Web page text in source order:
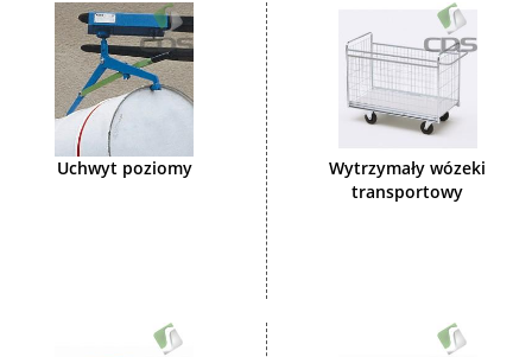
Uchwyt poziomy
Wytrzymały wózeki
transportowy